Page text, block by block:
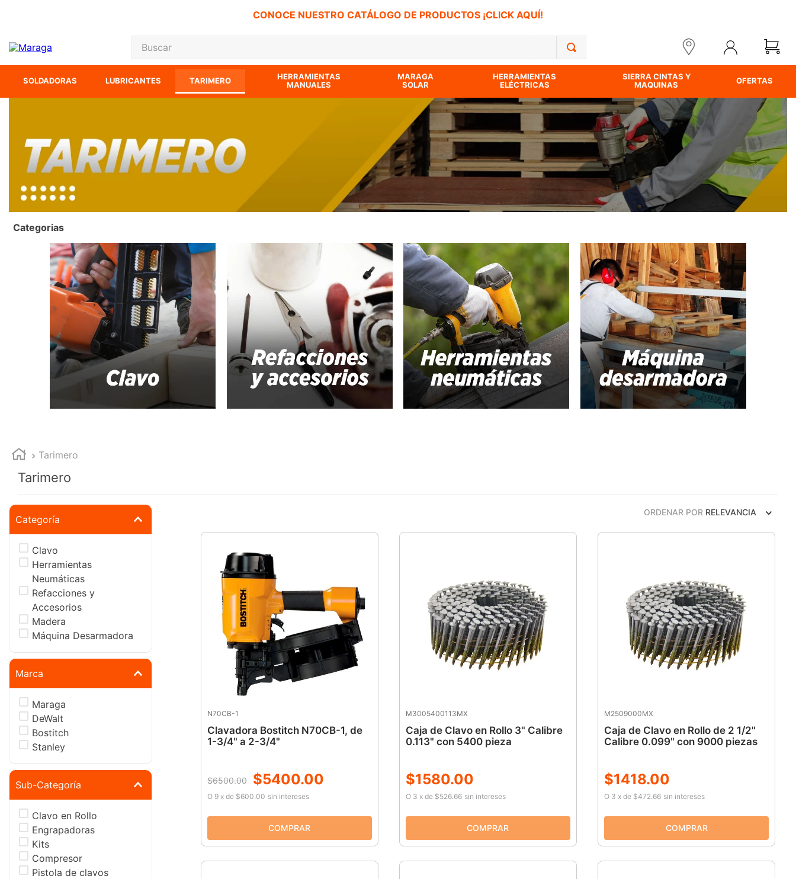
CONOCE NUESTRO CATÁLOGO DE PRODUCTOS ¡CLICK AQUÍ!
Buscar
SOLDADORAS LUBRICANTES TARIMERO
HERRAMIENTAS
MANUALES
MARAGA
SOLAR
HERRAMIENTAS
ELÉCTRICAS
SIERRA CINTAS Y
MAQUINAS
OFERTAS
Categorias
Tarimero
Tarimero
Categoría
Clavo
Herramientas
Neumáticas
Refacciones y
Accesorios
Madera
Máquina Desarmadora
Marca
Maraga
DeWalt
Bostitch
Stanley
Sub-Categoría
Clavo en Rollo
Engrapadoras
Kits
Compresor
Pistola de clavos
ORDENAR POR RELEVANCIA
N70CB-1
Clavadora Bostitch N70CB-1, de
1-3/4" a 2-3/4"
$6500.00 $5400.00
O 9 xde $600.00 sin intereses
M3005400113MX
Caja de Clavo en Rollo 3" Calibre
0.113" con 5400 pieza
$1580.00
O 3 xde $526.66 sin intereses
M2509000MX
Caja de Clavo en Rollo de 2 1/2"
Calibre 0.099" con 9000 piezas
$1418.00
O 3 x de $472.66 sin intereses
TÉRMINOS MÁS BUSCADOS
4.
sierra cinta
5.
sierra sable
esmeriladora
7.
lenox
9.